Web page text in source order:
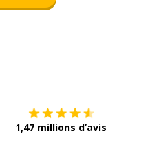
1,47 millions d’avis